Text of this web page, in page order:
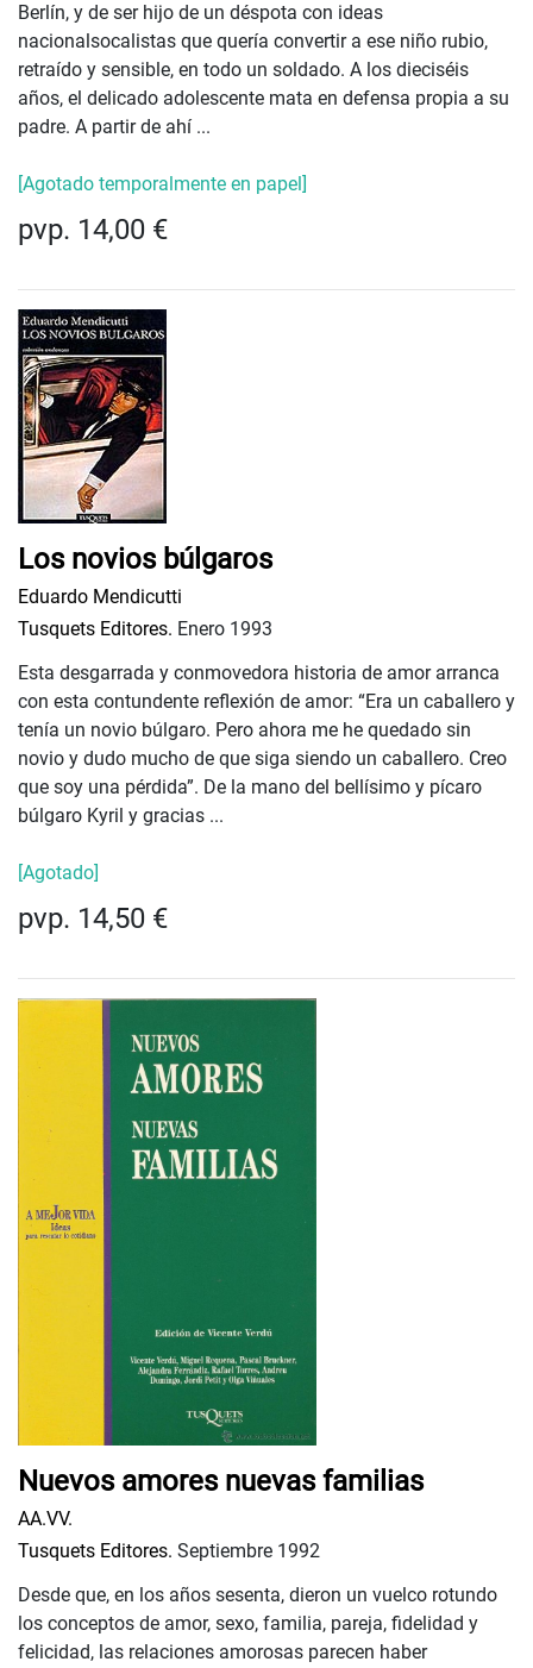
Berlín, y de ser hijo de un déspota con ideas
nacionalsocalistas que quería convertir a ese niño rubio,
retraído y sensible, en todo un soldado. A los dieciséis
años, el delicado adolescente mata en defensa propia a su
padre. A partir de ahí ...
[Agotado temporalmente en papel]
pvp. 14,00 €
Los novios búlgaros
Eduardo Mendicutti
Tusquets Editores. Enero 1993
Esta desgarrada y conmovedora historia de amor arranca
con esta contundente reflexión de amor: “Era un caballero y
tenía un novio búlgaro. Pero ahora me he quedado sin
novio y dudo mucho de que siga siendo un caballero. Creo
que soy una pérdida”. De la mano del bellísimo y pícaro
búlgaro Kyril y gracias ...
[Agotado]
pvp. 14,50 €
Nuevos amores nuevas familias
AA.VV.
Tusquets Editores. Septiembre 1992
Desde que, en los años sesenta, dieron un vuelco rotundo
los conceptos de amor, sexo, familia, pareja, fidelidad y
felicidad, las relaciones amorosas parecen haber